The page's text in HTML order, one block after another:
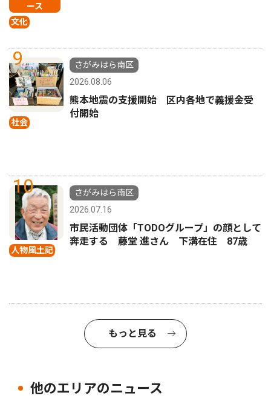
ース
文化
9
社会
さがみはら南区
2026.08.06
熊本地震の支援開始 区内各地で義援金受
付開始
10
人物風土記
さがみはら南区
2026.07.16
市民活動団体「TODOグループ」の顔として
奔走する 藤堂 進さん 下溝在住 87歳
もっと見る
他のエリアのニュース